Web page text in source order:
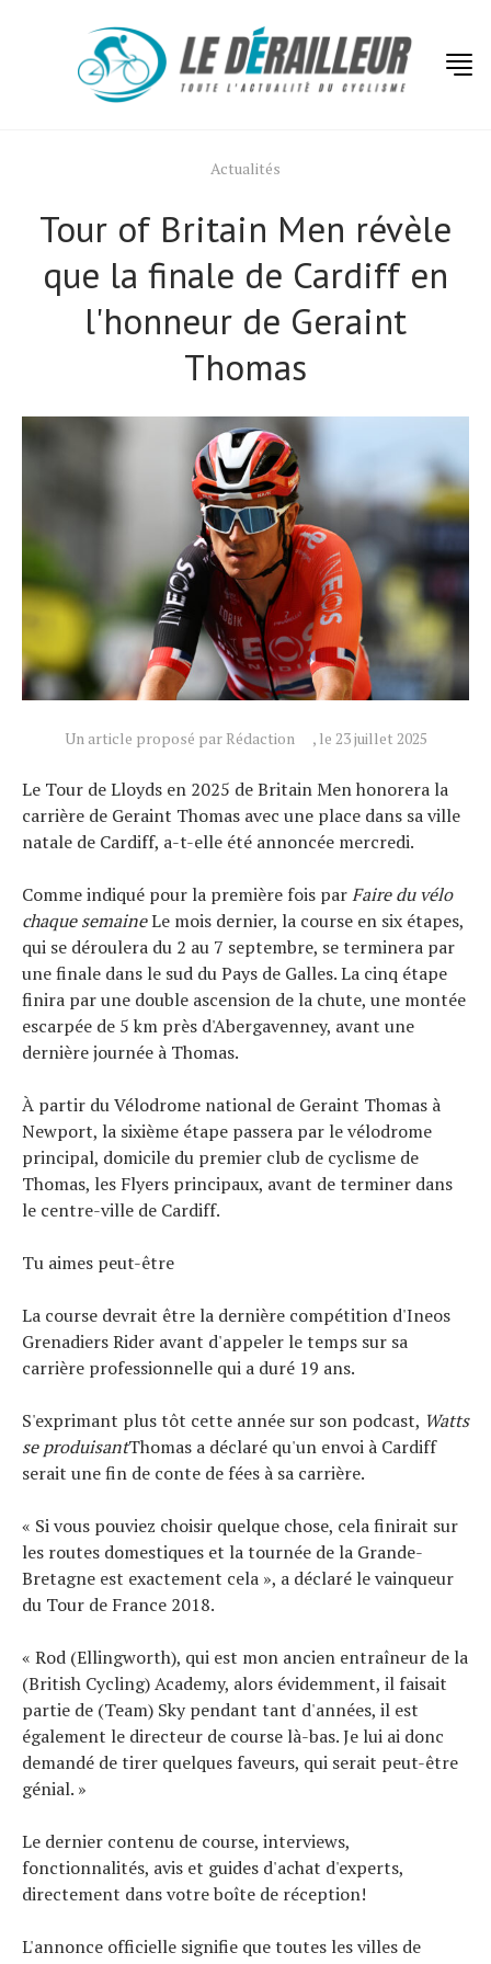
Actualités
Tour of Britain Men révèle
que la finale de Cardiff en
l'honneur de Geraint
Thomas
Un article proposé par Rédaction , le 23 juillet 2025
Le Tour de Lloyds en 2025 de Britain Men honorera la
carrière de Geraint Thomas avec une place dans sa ville
natale de Cardiff, a-t-elle été annoncée mercredi.
Comme indiqué pour la première fois parFaire du vélo
chaque semaineLe mois dernier, la course en six étapes,
qui se déroulera du 2 au 7 septembre, se terminera par
une finale dans le sud du Pays de Galles. La cinq étape
finira par une double ascension de la chute, une montée
escarpée de 5 km près d'Abergavenney, avant une
dernière journée à Thomas.
À partir du Vélodrome national de Geraint Thomas à
Newport, la sixième étape passera par le vélodrome
principal, domicile du premier club de cyclisme de
Thomas, les Flyers principaux, avant de terminer dans
le centre-ville de Cardiff.
Tu aimes peut-être
La course devrait être la dernière compétition d'Ineos
Grenadiers Rider avant d'appeler le temps sur sa
carrière professionnelle qui a duré 19 ans.
S'exprimant plus tôt cette année sur son podcast, Watts
se produisantThomas a déclaré qu'un envoi à Cardiff
serait une fin de conte de fées à sa carrière.
« Si vous pouviez choisir quelque chose, cela finirait sur
les routes domestiques et la tournée de la Grande-
Bretagne est exactement cela », a déclaré le vainqueur
du Tour de France 2018.
« Rod (Ellingworth), qui est mon ancien entraîneur de la
(British Cycling) Academy, alors évidemment, il faisait
partie de (Team) Sky pendant tant d'années, il est
également le directeur de course là-bas. Je lui ai donc
demandé de tirer quelques faveurs, qui serait peut-être
génial. »
Le dernier contenu de course, interviews,
fonctionnalités, avis et guides d'achat d'experts,
directement dans votre boîte de réception!
L'annonce officielle signifie que toutes les villes de
Actualités
Tests de produits
Conseils
Tous nos articles
À propos